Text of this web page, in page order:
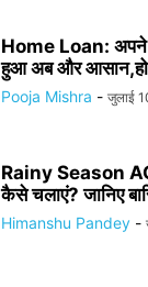
Home Loan: अपने
हुआ अब और
Pooja Mishra - जुलाई
Rainy Season
कैसे चलाएं? जानिए
Himanshu Pandey -